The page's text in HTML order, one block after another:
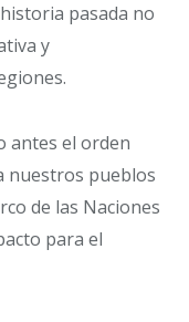
pasada no
y
antes el orden
nuestros pueblos
de las Naciones
para el